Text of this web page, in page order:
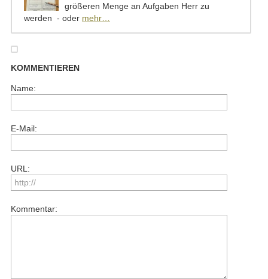
größeren Menge an Aufgaben Herr zu
werden - oder mehr…
KOMMENTIEREN
Name:
E-Mail:
URL:
Kommentar: